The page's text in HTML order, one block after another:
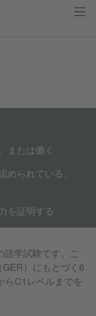
または働く
められている、
を証明する
学試験です。こ
）にもとづく6
らC1レベルまでを